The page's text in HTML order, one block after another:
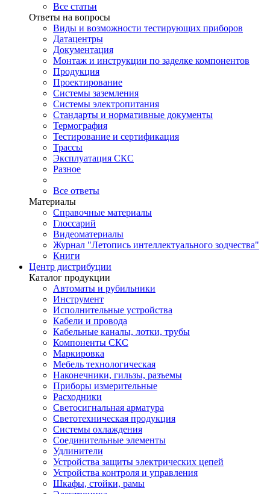
Все статьи
Ответы на вопросы
Виды и возможности тестирующих приборов
Датацентры
Документация
Монтаж и инструкции по заделке компонентов
Продукция
Проектирование
Системы заземления
Системы электропитания
Стандарты и нормативные документы
Термография
Тестирование и сертификация
Трассы
Эксплуатация СКС
Разное
Все ответы
Материалы
Справочные материалы
Глоссарий
Видеоматериалы
Журнал "Летопись интеллектуального зодчества"
Книги
Центр дистрибуции
Каталог продукции
Автоматы и рубильники
Инструмент
Исполнительные устройства
Кабели и провода
Кабельные каналы, лотки, трубы
Компоненты СКС
Маркировка
Мебель технологическая
Наконечники, гильзы, разъемы
Приборы измерительные
Расходники
Светосигнальная арматура
Светотехническая продукция
Системы охлаждения
Соединительные элементы
Удлинители
Устройства защиты электрических цепей
Устройства контроля и управления
Шкафы, стойки, рамы